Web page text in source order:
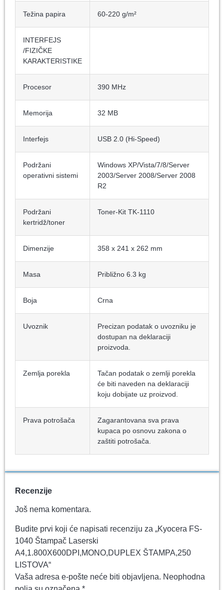
Težina papira 60-220 g/m²
INTERFEJS
/FIZIČKE
KARAKTERISTIKE
Procesor 390 MHz
Memorija 32 MB
Interfejs USB 2.0 (Hi-Speed)
Podržani
operativni sistemi
Windows XP/Vista/7/8/Server
2003/Server 2008/Server 2008
R2
Podržani
kertridž/toner
Toner-Kit TK-1110
Dimenzije 358 x 241 x 262 mm
Masa Približno 6.3 kg
Boja Crna
Uvoznik
Precizan podatak o uvozniku je
dostupan na deklaraciji
proizvoda.
Zemlja porekla
Tačan podatak o zemlji porekla
će biti naveden na deklaraciji
koju dobijate uz proizvod.
Prava potrošača
Zagarantovana sva prava
kupaca po osnovu zakona o
zaštiti potrošača.
Recenzije
Još nema komentara.
Budite prvi koji će napisati recenziju za „Kyocera FS-
1040 Štampač Laserski
A4,1.800X600DPI,MONO,DUPLEX ŠTAMPA,250
LISTOVA“
Vaša adresa e-pošte neće biti objavljena. Neophodna